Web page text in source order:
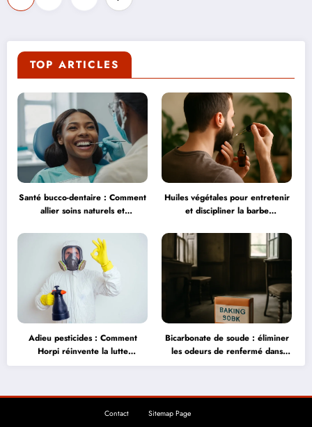
des
publications
TOP ARTICLES
Santé bucco-dentaire : Comment
allier soins naturels et
sourire éclatant ?
Huiles végétales pour entretenir
et discipliner la barbe
Adieu pesticides : Comment
Horpi réinvente la lutte
biologique contre les pucerons
Bicarbonate de soude : éliminer
les odeurs de renfermé dans
une maison fermée longtemps
Contact Sitemap Page